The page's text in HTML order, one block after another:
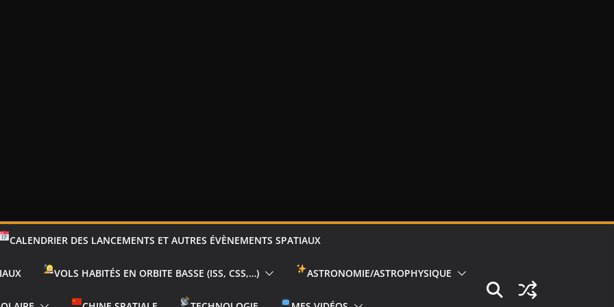
CALENDRIER DES LANCEMENTS ET AUTRES ÉVÈNEMENTS SPATIAUX
VOLS HABITÉS EN ORBITE BASSE (ISS, CSS,…) ASTRONOMIE/ASTROPHYSIQUE